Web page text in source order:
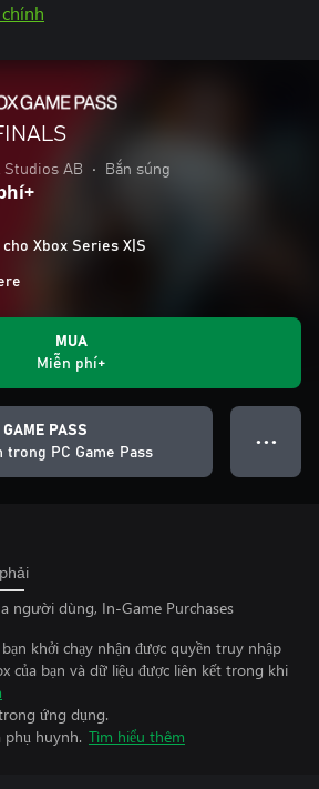
Studios AB • Bắn súng
Xbox Series X|S
MUA
Miễn phí+
GAME PASS
PC Game Pass
● ● ●
người dùng, In-Game Purchases
khởi chạy nhận được quyền truy nhập
của bạn và dữ liệu được liên kết trong khi
ứng dụng.
phụ huynh. Tìm hiểu thêm